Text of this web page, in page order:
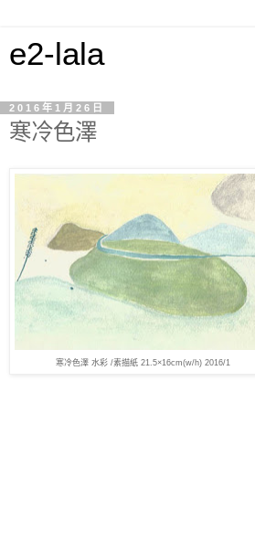
e2-lala
2016年1月26日
寒冷色澤
寒冷色澤 水彩 /素描紙 21.5×16cm(w/h) 2016/1